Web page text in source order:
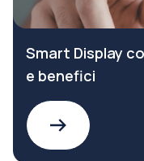
Smart Display
e benefici